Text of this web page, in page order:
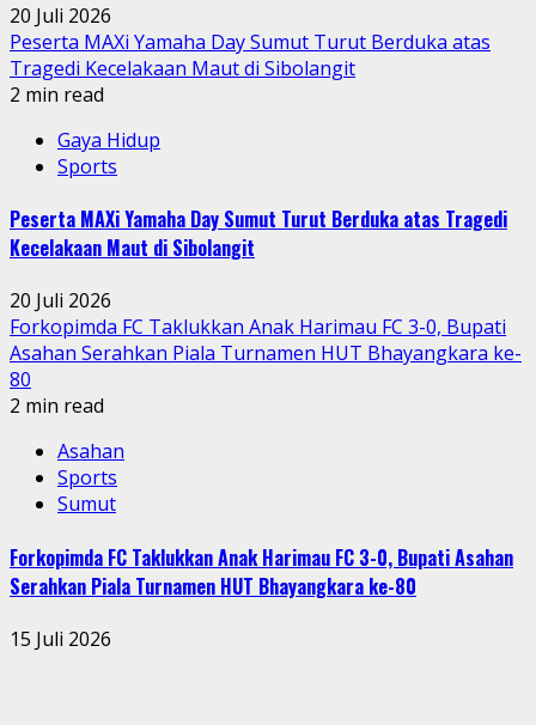
20 Juli 2026
Peserta MAXi Yamaha Day Sumut Turut Berduka atas
Tragedi Kecelakaan Maut di Sibolangit
2 min read
Gaya Hidup
Sports
Peserta MAXi Yamaha Day Sumut Turut Berduka atas Tragedi
Kecelakaan Maut di Sibolangit
20 Juli 2026
Forkopimda FC Taklukkan Anak Harimau FC 3-0, Bupati
Asahan Serahkan Piala Turnamen HUT Bhayangkara ke-
80
2 min read
Asahan
Sports
Sumut
Forkopimda FC Taklukkan Anak Harimau FC 3-0, Bupati Asahan
Serahkan Piala Turnamen HUT Bhayangkara ke-80
15 Juli 2026